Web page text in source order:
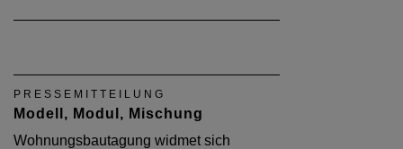
PRESSEMITTEILUNG
Modell, Modul, Mischung
Wohnungsbautagung widmet sich